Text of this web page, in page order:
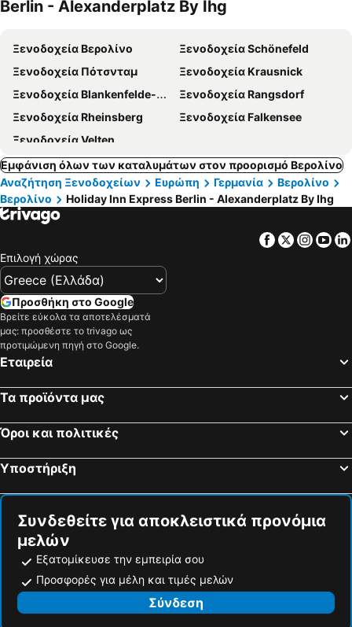
Berlin - Alexanderplatz By Ihg
Ξενοδοχεία Βερολίνο
Ξενοδοχεία Schönefeld
Ξενοδοχεία Πότσνταμ
Ξενοδοχεία Krausnick
Ξενοδοχεία Blankenfelde-Mahlow
Ξενοδοχεία Rangsdorf
Ξενοδοχεία Rheinsberg
Ξενοδοχεία Falkensee
Ξενοδοχεία Velten
Εμφάνιση όλων των καταλυμάτων στον προορισμό Βερολίνο
Αναζήτηση Ξενοδοχείων
Ευρώπη Γερμανία
Βερολίνο
Βερολίνο
Holiday Inn Express Berlin - Alexanderplatz By Ihg
Facebook
Twitter
Επιλογή χώρας
Προσθήκη στο Google
Βρείτε εύκολα τα αποτελέσματά
μας: προσθέστε το trivago ως
προτιμώμενη πηγή στο Google.
Εταιρεία
Τα προϊόντα μας
Όροι και πολιτικές
Υποστήριξη
Συνδεθείτε για αποκλειστικά προνόμια
μελών
Εξατομίκευσε την εμπειρία σου
Προσφορές για μέλη και τιμές μελών
Σύνδεση